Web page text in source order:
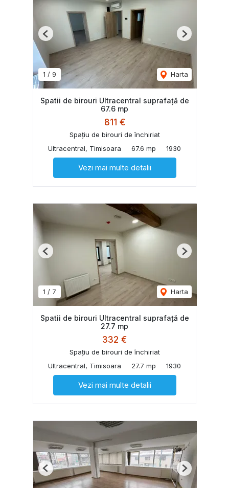
1 / 9 Harta
Previous Next
Spatii de birouri Ultracentral suprafață de
67.6 mp
811 €
Spațiu de birouri de închiriat
Ultracentral, Timisoara
67.6 mp 1930
Vezi mai multe detalii
1 / 7 Harta
Previous Next
Spatii de birouri Ultracentral suprafață de
27.7 mp
332 €
Spațiu de birouri de închiriat
Ultracentral, Timisoara
27.7 mp 1930
Vezi mai multe detalii
Previous Next